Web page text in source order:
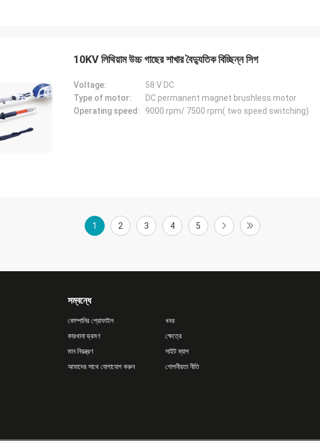
10KV লিথিয়াম উচ্চ গাছের শাখার বৈদ্যুতিক বিচ্ছিন্ন সিগ
Voltage:
58 V DC
Type of motor:
DC permanent magnet brushless motor
Operating speed:
9000 rpm/ 7500 rpm( two speed switching)
1 2 3 4 5
সম্বন্ধে
কোম্পানির প্রোফাইল
কারখানা ভ্রমণ
মান নিয়ন্ত্রণ
আমাদের সাথে যোগাযোগ করুন
খবর
ক্ষেত্রে
সাইট ম্যাপ
গোপনীয়তা নীতি